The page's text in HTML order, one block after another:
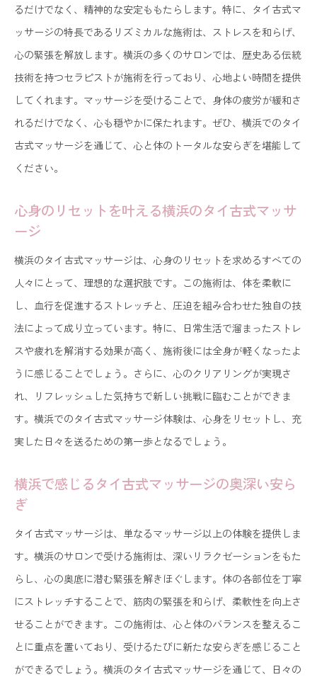
るだけでなく、精神的な安定ももたらします。特に、タイ古式マ
ッサージの特長であるリズミカルな施術は、ストレスを和らげ、
心の緊張を解放します。横浜の多くのサロンでは、歴史ある伝統
技術を持つセラピストが施術を行っており、心地よい時間を提供
してくれます。マッサージを受けることで、身体の疲労が緩和さ
れるだけでなく、心も穏やかに保たれます。ぜひ、横浜でのタイ
古式マッサージを通じて、心と体のトータルな安らぎを堪能して
ください。
心身のリセットを叶える横浜のタイ古式マッサ
ージ
横浜のタイ古式マッサージは、心身のリセットを求めるすべての
人々にとって、理想的な選択肢です。この施術は、体を柔軟に
し、血行を促進するストレッチと、圧迫を組み合わせた独自の技
法によって成り立っています。特に、日常生活で溜まったストレ
スや疲れを解消する効果が高く、施術後には全身が軽くなったよ
うに感じることでしょう。さらに、心のクリアリングが実現さ
れ、リフレッシュした気持ちで新しい挑戦に臨むことができま
す。横浜でのタイ古式マッサージ体験は、心身をリセットし、充
実した日々を送るための第一歩となるでしょう。
横浜で感じるタイ古式マッサージの奥深い安ら
ぎ
タイ古式マッサージは、単なるマッサージ以上の体験を提供しま
す。横浜のサロンで受ける施術は、深いリラクゼーションをもた
らし、心の奥底に潜む緊張を解きほぐします。体の各部位を丁寧
にストレッチすることで、筋肉の緊張を和らげ、柔軟性を向上さ
せることができます。この施術は、心と体のバランスを整えるこ
とに重点を置いており、受けるたびに新たな安らぎを感じること
ができるでしょう。横浜のタイ古式マッサージを通じて、日々の